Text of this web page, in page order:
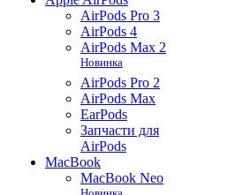
AirPods Pro 3
AirPods 4
AirPods Max 2
Новинка
AirPods Pro 2
AirPods Max
EarPods
Запчасти для
AirPods
MacBook
MacBook Neo